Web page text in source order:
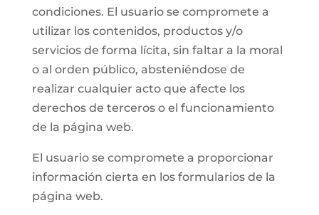
condiciones. El usuario se compromete a
utilizar los contenidos, productos y/o
servicios de forma lícita, sin faltar a la moral
o al orden público, absteniéndose de
realizar cualquier acto que afecte los
derechos de terceros o el funcionamiento
de la página web.
El usuario se compromete a proporcionar
información cierta en los formularios de la
página web.